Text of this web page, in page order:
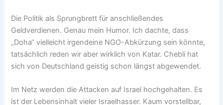
Die Politik als Sprungbrett für anschließendes
Geldverdienen. Genau mein Humor. Ich dachte, dass
„Doha“ vielleicht irgendeine NGO-Abkürzung sein könnte,
tatsächlich reden wir aber wirklich von Katar. Chebli hat
sich von Deutschland geistig schon längst abgewendet.
Im Netz werden die Attacken auf Israel hochgehalten. Es
ist der Lebensinhalt vieler Israelhasser. Kaum vorstellbar,